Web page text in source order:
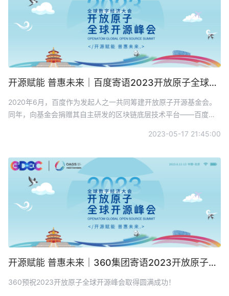
开源赋能 普惠未来｜百度寄语2023开放原子全球开源峰会
2020年6月，百度作为发起人之一共同筹建开放原子开源基金会。
同年，向基金会捐赠其自主研发的区块链底层技术平台——百度超
千家区块链技术服务企业，服务数百万用户，拥有三十多个全场
例。在基金会支持下，XuperCore成立开源工作组，深度参与基金
会品牌活动和开放原子校源行公益项目。
2023-05-17 21:45:00
开源赋能 普惠未来｜360集团寄语2023开放原子全球开源峰会
360预祝2023开放原子全球开源峰会取得圆满成功！